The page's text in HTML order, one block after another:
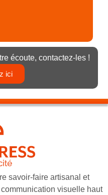
écoute, contactez-les !
ici
savoir-faire artisanal et
visuelle haut